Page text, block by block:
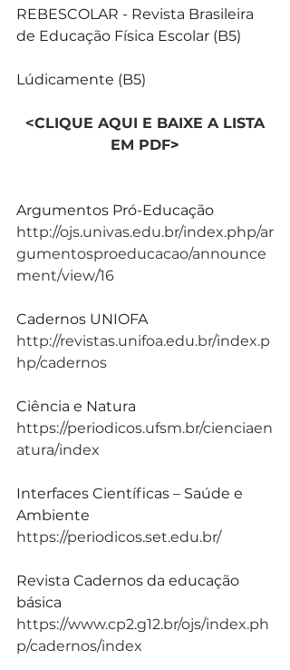
REBESCOLAR - Revista Brasileira
de Educação Física Escolar (B5)
Lúdicamente (B5)
EM PDF>
Argumentos Pró-Educação
http://ojs.univas.edu.br/index.php/ar
gumentosproeducacao/announce
ment/view/16
Cadernos UNIOFA
http://revistas.unifoa.edu.br/index.p
hp/cadernos
Ciência e Natura
https://periodicos.ufsm.br/cienciaen
atura/index
Interfaces Científicas – Saúde e
Ambiente
https://periodicos.set.edu.br/
Revista Cadernos da educação
básica
https://www.cp2.g12.br/ojs/index.ph
p/cadernos/index